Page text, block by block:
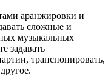
аранжировки и
сложные и
музыкальных
задавать
транспонировать,